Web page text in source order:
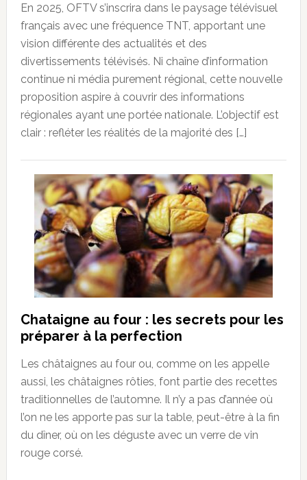
En 2025, OFTV s’inscrira dans le paysage télévisuel
français avec une fréquence TNT, apportant une
vision différente des actualités et des
divertissements télévisés. Ni chaîne d’information
continue ni média purement régional, cette nouvelle
proposition aspire à couvrir des informations
régionales ayant une portée nationale. L’objectif est
clair : refléter les réalités de la majorité des […]
Chataigne au four : les secrets pour les
préparer à la perfection
Les châtaignes au four ou, comme on les appelle
aussi, les châtaignes rôties, font partie des recettes
traditionnelles de l’automne. Il n’y a pas d’année où
l’on ne les apporte pas sur la table, peut-être à la fin
du dîner, où on les déguste avec un verre de vin
rouge corsé.